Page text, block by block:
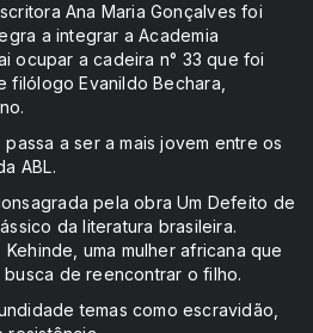
Ana Maria Gonçalves foi
a integrar a Academia
ocupar a cadeira n° 33 que foi
Evanildo Bechara,
a ser a mais jovem entre os
ABL.
pela obra Um Defeito de
da literatura brasileira.
uma mulher africana que
de reencontrar o filho.
temas como escravidão,